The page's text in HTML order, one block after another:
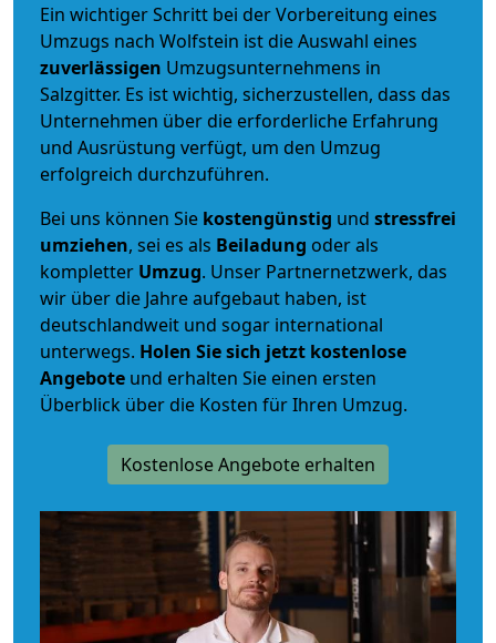
Ein wichtiger Schritt bei der Vorbereitung eines
Umzugs nach Wolfstein ist die Auswahl eines
zuverlässigen Umzugsunternehmens in
Salzgitter. Es ist wichtig, sicherzustellen, dass das
Unternehmen über die erforderliche Erfahrung
und Ausrüstung verfügt, um den Umzug
erfolgreich durchzuführen.
Bei uns können Sie kostengünstig und stressfrei
umziehen, sei es als Beiladung oder als
kompletter Umzug. Unser Partnernetzwerk, das
wir über die Jahre aufgebaut haben, ist
deutschlandweit und sogar international
unterwegs. Holen Sie sich jetzt kostenlose
Angebote und erhalten Sie einen ersten
Überblick über die Kosten für Ihren Umzug.
Kostenlose Angebote erhalten